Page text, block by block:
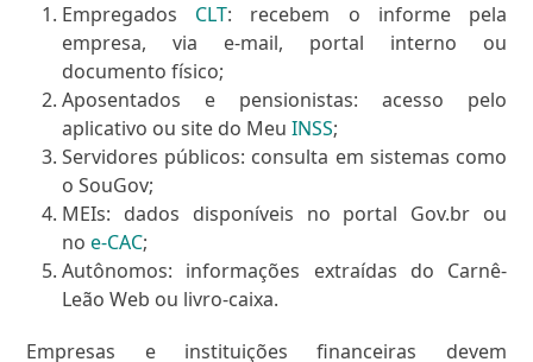
Empregados CLT: recebem o informe pela
empresa, via e-mail, portal interno ou
documento físico;
Aposentados e pensionistas: acesso pelo
aplicativo ou site do MeuINSS;
Servidores públicos: consulta em sistemas como
o SouGov;
MEIs: dados disponíveis no portal Gov.br ou
noe-CAC;
Autônomos: informações extraídas do Carnê-
Leão Web ou livro-caixa.
Empresas e instituições financeiras devem